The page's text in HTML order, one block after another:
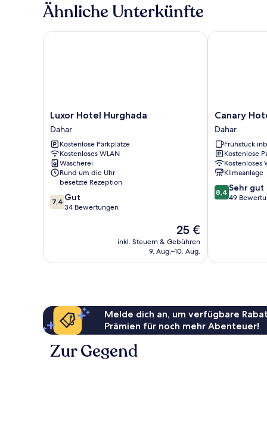
Ähnliche Unterkünfte
Luxor
Hotel
Hurghada
Dahar
Luxor Hotel Hurghada
Dahar
Kostenlose Parkplätze
Kostenloses WLAN
Wäscherei
Rund um die Uhr
besetzte Rezeption
7.4
von
7,4 Gut
34 Bewertungen
Der
Preis
beträgt
25 €
inkl. Steuern & Gebühren
9. Aug.–10. Aug.
Luxor Hotel Hurghada
Canary
Hotel
Dahar
Canary
Dahar
Frühstück
Kostenlose
Kostenloses
Klimaanlage
8.4
von
8,4 Sehr gut
49
Canary Hotel
Melde dich an, um verfügbare
Prämien für noch mehr Abenteuer!
Zur Gegend